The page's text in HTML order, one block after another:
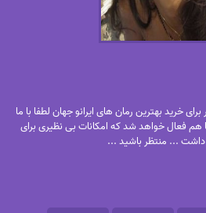
خرید بهترین رمان های ایرانو جهان لطفا با ما
هم فعال خواهد شد که امکانات بی نظیری برای
... منتظر باشید ...